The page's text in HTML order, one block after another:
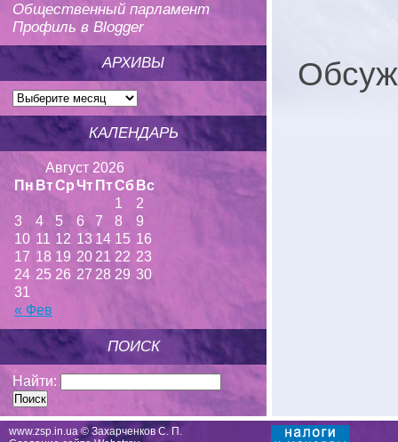
Общественный парламент
Профиль в Blogger
АРХИВЫ
КАЛЕНДАРЬ
Август 2026
Пн ВтСрЧт ПтСб Вс
« Фев
1
2
3
4 5 6 7 8
9
10 11 12 13 14 15 16
17 18 19 20 21 22 23
24 25 26 27 28 29 30
31
ПОИСК
Найти:
www.zsp.in.ua © Захарченков С. П.